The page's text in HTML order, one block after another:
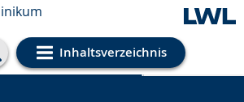
Inhaltsverzeichnis
Einstellungen